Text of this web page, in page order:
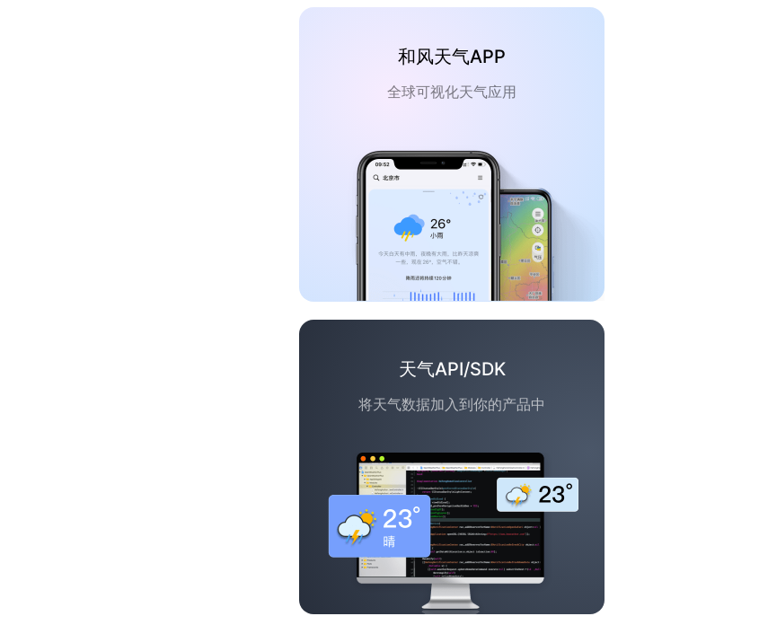
和风天气APP
全球可视化天气应用
天气API/SDK
将天气数据加入到你的产品中